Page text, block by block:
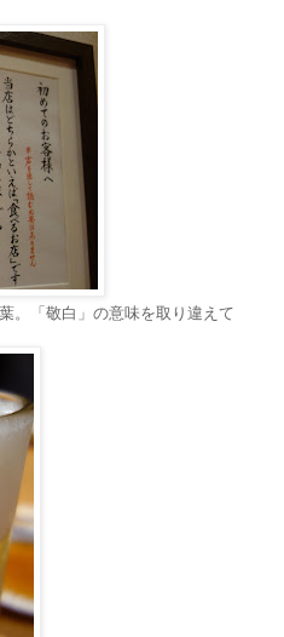
。「敬白」の意味を取り違えて